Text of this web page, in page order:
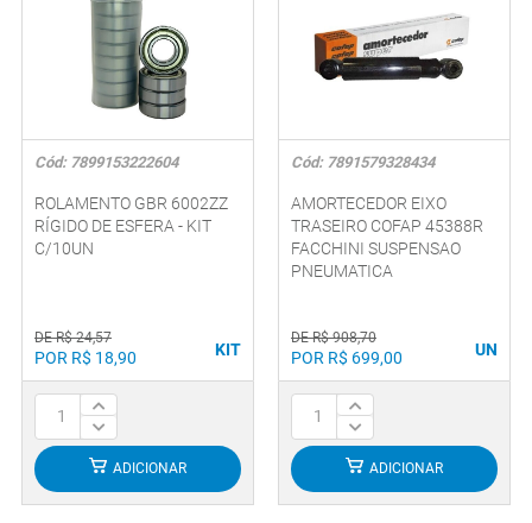
Cód: 7899153222604
ROLAMENTO GBR 6002ZZ
RÍGIDO DE ESFERA - KIT
C/10UN
DE R$ 24,57
POR R$ 18,90 KIT
ADICIONAR
Cód: 7891579328434
AMORTECEDOR EIXO
TRASEIRO COFAP 45388R
FACCHINI SUSPENSAO
PNEUMATICA
DE R$ 908,70
POR R$ 699,00 UN
ADICIONAR